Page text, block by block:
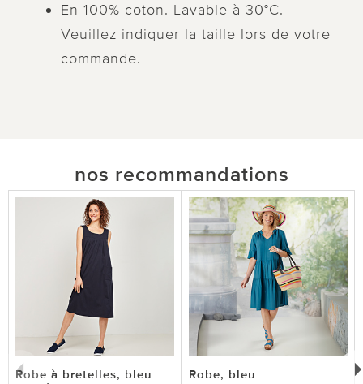
En 100% coton. Lavable à 30°C.
Veuillez indiquer la taille lors de votre
commande.
nos recommandations
Robe à bretelles, bleu
Robe, bleu